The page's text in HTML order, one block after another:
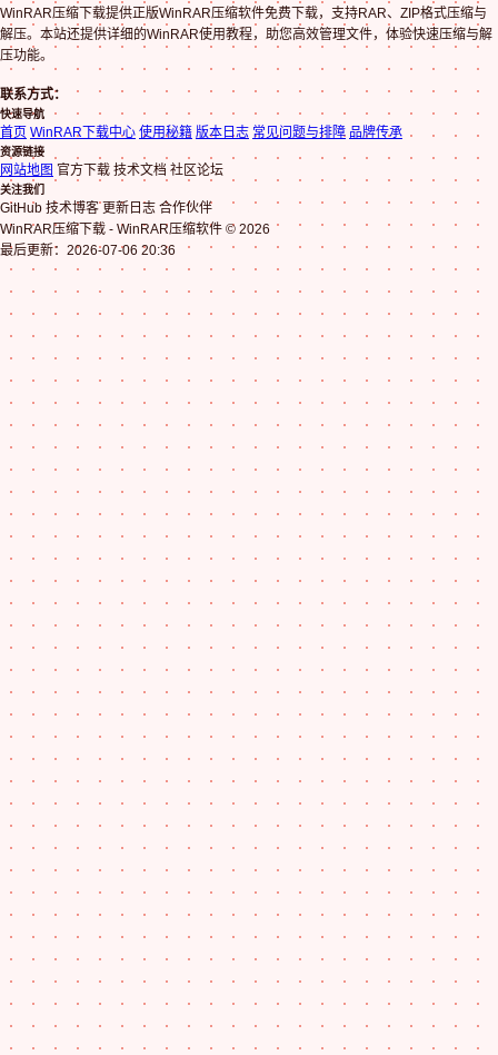
WinRAR压缩下载提供正版WinRAR压缩软件免费下载，支持RAR、ZIP格式压缩与
解压。本站还提供详细的WinRAR使用教程，助您高效管理文件，体验快速压缩与解
压功能。
联系方式：
快速导航
首页 WinRAR下载中心 使用秘籍 版本日志 常见问题与排障 品牌传承
资源链接
网站地图 官方下载 技术文档 社区论坛
关注我们
GitHub 技术博客 更新日志 合作伙伴
WinRAR压缩下载 - WinRAR压缩软件 © 2026
最后更新：2026-07-06 20:36